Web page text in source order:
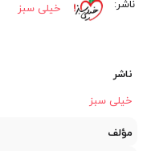
خیلی سبز
ناشر
خیلی سبز
مؤلف